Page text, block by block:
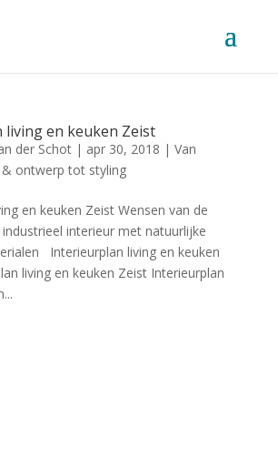
en keuken Zeist
der Schot| apr 30, 2018 | Van
ontwerp tot styling
en keuken Zeist Wensen van de
interieur met natuurlijke
Interieurplan living en keuken
living en keuken Zeist Interieurplan